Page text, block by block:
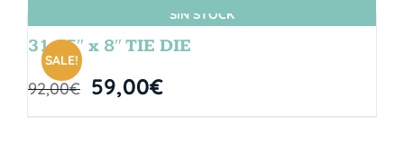
SIN STOCK
SALE!
31.75″ x 8″ TIE DIE
92,00€ 59,00€